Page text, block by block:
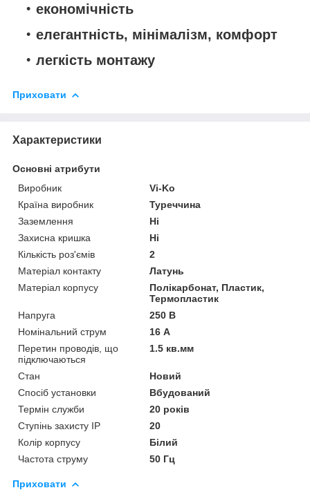
економічність
елегантність, мінімалізм, комфорт
легкість монтажу
Приховати
Характеристики
Основні атрибути
Виробник
Vi-Ko
Країна виробник
Туреччина
Заземлення
Ні
Захисна кришка
Ні
Кількість роз'ємів
2
Матеріал контакту
Латунь
Матеріал корпусу
Полікарбонат, Пластик,
Термопластик
Напруга
250 В
Номінальний струм
16 А
Перетин проводів, що
підключаються
1.5 кв.мм
Стан
Новий
Спосіб установки
Вбудований
Термін служби
20 років
Ступінь захисту IP
20
Колір корпусу
Білий
Частота струму
50 Гц
Приховати